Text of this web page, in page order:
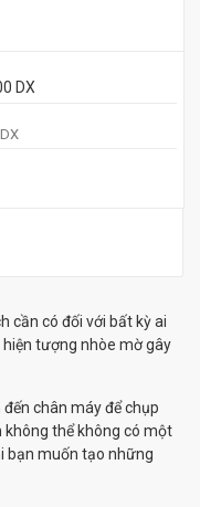
DX
cần có đối với bất kỳ ai
tượng nhòe mờ gây
chân máy để chụp
thể không có một
bạn muốn tạo những